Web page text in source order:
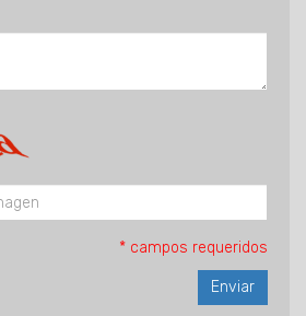
* campos requeridos